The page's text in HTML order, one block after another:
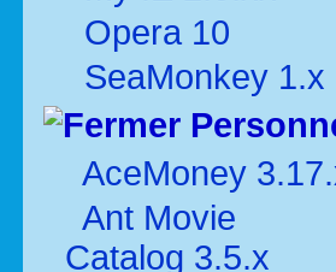
Opera 10
SeaMonkey 1.x
AceMoney
Ant Movie
Catalog 3.5.x